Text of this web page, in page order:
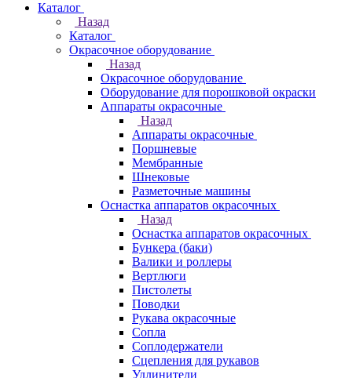
Каталог
Назад
Каталог
Окрасочное оборудование
Назад
Окрасочное оборудование
Оборудование для порошковой окраски
Аппараты окрасочные
Назад
Аппараты окрасочные
Поршневые
Мембранные
Шнековые
Разметочные машины
Оснастка аппаратов окрасочных
Назад
Оснастка аппаратов окрасочных
Бункера (баки)
Валики и роллеры
Вертлюги
Пистолеты
Поводки
Рукава окрасочные
Сопла
Соплодержатели
Сцепления для рукавов
Удлинители